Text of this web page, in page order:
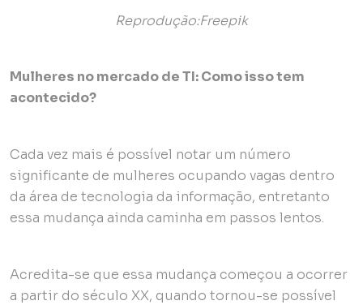
Reprodução:Freepik
Mulheres no mercado de TI: Como isso tem
acontecido?
Cada vez mais é possível notar um número
significante de mulheres ocupando vagas dentro
da área de tecnologia da informação, entretanto
essa mudança ainda caminha em passos lentos.
Acredita-se que essa mudança começou a ocorrer
a partir do século XX, quando tornou-se possível